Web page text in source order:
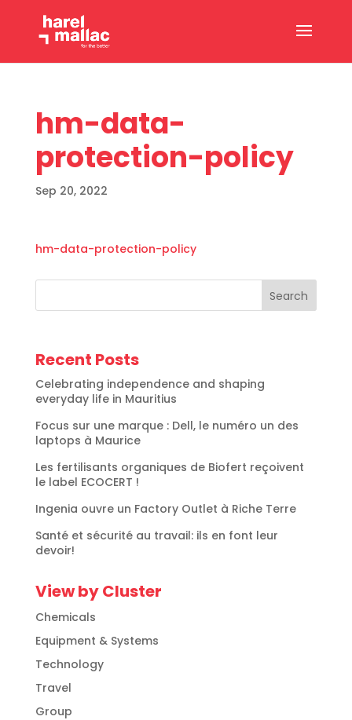
hm-data-
protection-policy
Sep 20, 2022
hm-data-protection-policy
Search
Recent Posts
Celebrating independence and shaping
everyday life in Mauritius
Focus sur une marque : Dell, le numéro un des
laptops à Maurice
Les fertilisants organiques de Biofert reçoivent
le label ECOCERT !
Ingenia ouvre un Factory Outlet à Riche Terre
Santé et sécurité au travail: ils en font leur
devoir!
View by Cluster
Chemicals
Equipment & Systems
Technology
Travel
Group